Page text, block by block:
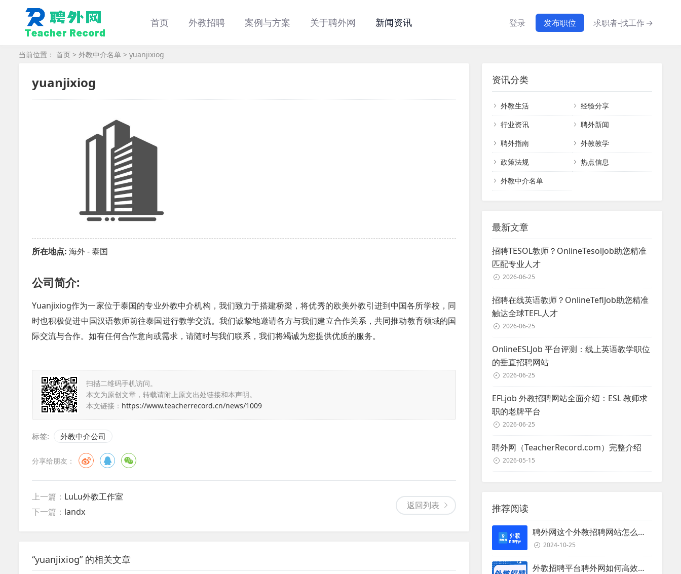
首页 外教招聘 案例与方案 关于聘外网 新闻资讯 登录 发布职位 求职者-找工作→
当前位置： 首页 > 外教中介名单 > yuanjixiog
yuanjixiog
所在地点: 海外 - 泰国
公司简介:
Yuanjixiog作为一家位于泰国的专业外教中介机构，我们致力于搭建桥梁，将优秀的欧美外教引进到中国各所学校，同
时也积极促进中国汉语教师前往泰国进行教学交流。我们诚挚地邀请各方与我们建立合作关系，共同推动教育领域的国
际交流与合作。如有任何合作意向或需求，请随时与我们联系，我们将竭诚为您提供优质的服务。
扫描二维码手机访问。
本文为原创文章，转载请附上原文出处链接和本声明。
本文链接： https://www.teacherrecord.cn/news/1009
标签: 外教中介公司
分享给朋友：
返回列表
上一篇： LuLu外教工作室
下一篇： landx
“yuanjixiog” 的相关文章
资讯分类
外教生活
经验分享
行业资讯
聘外新闻
聘外指南
外教教学
政策法规
热点信息
外教中介名单
最新文章
招聘TESOL教师？OnlineTesolJob助您精准
匹配专业人才
2026-06-25
招聘在线英语教师？OnlineTeflJob助您精准
触达全球TEFL人才
2026-06-25
OnlineESLJob 平台评测：线上英语教学职位
的垂直招聘网站
2026-06-25
EFLjob 外教招聘网站全面介绍：ESL 教师求
职的老牌平台
2026-06-25
聘外网（TeacherRecord.com）完整介绍
2026-05-15
推荐阅读
聘外网这个外教招聘网站怎么样？
2024-10-25
外教招聘平台聘外网如何高效招聘外教？